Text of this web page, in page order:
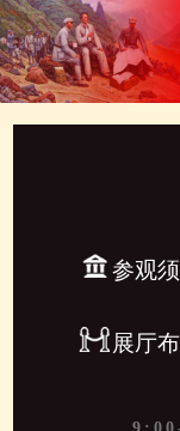
参观
展厅